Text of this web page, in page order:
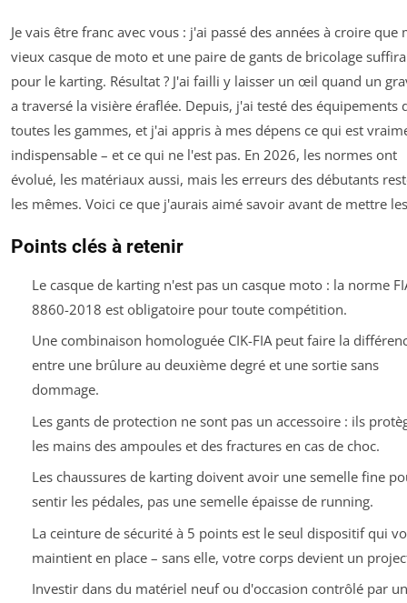
Je vais être franc avec vous : j'ai passé des années à croire que
vieux casque de moto et une paire de gants de bricolage
pour le karting. Résultat ? J'ai failli y laisser un œil quand un
a traversé la visière éraflée. Depuis, j'ai testé des équipements
toutes les gammes, et j'ai appris à mes dépens ce qui est
indispensable – et ce qui ne l'est pas. En 2026, les normes ont
évolué, les matériaux aussi, mais les erreurs des débutants
les mêmes. Voici ce que j'aurais aimé savoir avant de mettre
Points clés à retenir
Le casque de karting n'est pas un casque moto : la norme
8860-2018 est obligatoire pour toute compétition.
Une combinaison homologuée CIK-FIA peut faire la
entre une brûlure au deuxième degré et une sortie sans
dommage.
Les gants de protection ne sont pas un accessoire : ils
les mains des ampoules et des fractures en cas de choc.
Les chaussures de karting doivent avoir une semelle fine
sentir les pédales, pas une semelle épaisse de running.
La ceinture de sécurité à 5 points est le seul dispositif qui
maintient en place – sans elle, votre corps devient un
Investir dans du matériel neuf ou d'occasion contrôlé par un